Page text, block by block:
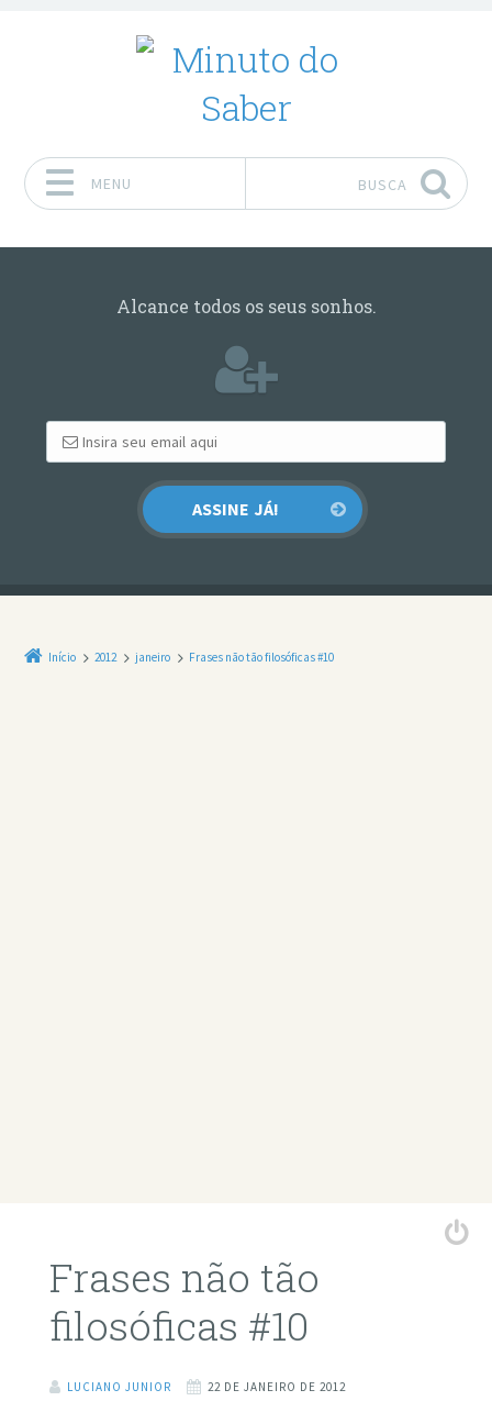
MENU BUSCA
Alcance todos os seus sonhos.
Início 2012 janeiro Frases não tão filosóficas #10
Frases não tão
filosóficas #10
LUCIANO JUNIOR
22 DE JANEIRO DE 2012